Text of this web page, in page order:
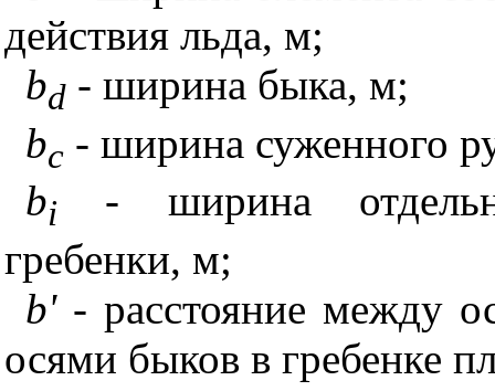
действия льда, м;
bd - ширина быка, м;
bc - ширина суженного
bi
- ширина
гребенки, м;
b'- расстояние между
осями быков в гребенке